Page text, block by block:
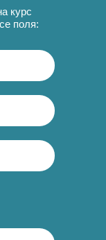
курс
поля: